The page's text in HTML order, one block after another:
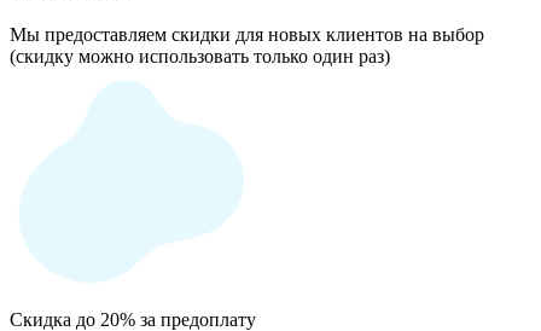
Мы предоставляем скидки для новых клиентов на выбор
(скидку можно использовать только один раз)
Скидка до 20% за предоплату